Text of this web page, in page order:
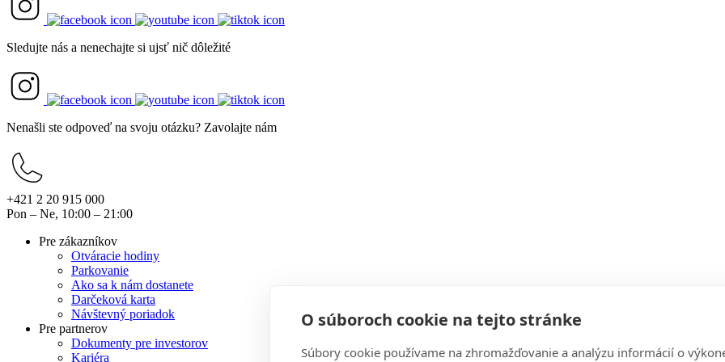
O súboroch cookie na tejto stránke
Súbory cookie používame na zhromažďovanie a analýzu informácií o
Sledujte nás a nenechajte si ujsť nič dôležité
Nenašli ste odpoveď na svoju otázku? Zavolajte nám
+421 2 20 915 000
Pon – Ne, 10:00 – 21:00
Pre zákazníkov
Otváracie hodiny
Parkovanie
Ako sa k nám dostanete
Darčeková karta
Návštevný poriadok
Pre partnerov
Dokumenty pre investorov
Kariéra